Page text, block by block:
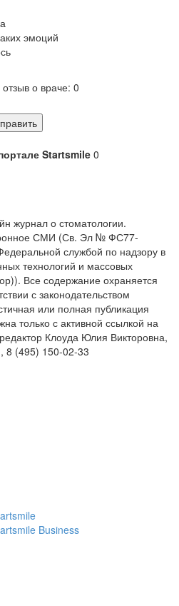
эмоций
о враче: 0
Startsmile 0
журнал о стоматологии.
СМИ (Св. Эл № ФС77-
службой по надзору в
технологий и массовых
Все содержание охраняется
с законодательством
или полная публикация
только с активной ссылкой на
Клоуда Юлия Викторовна,
8 (495) 150-02-33
Business